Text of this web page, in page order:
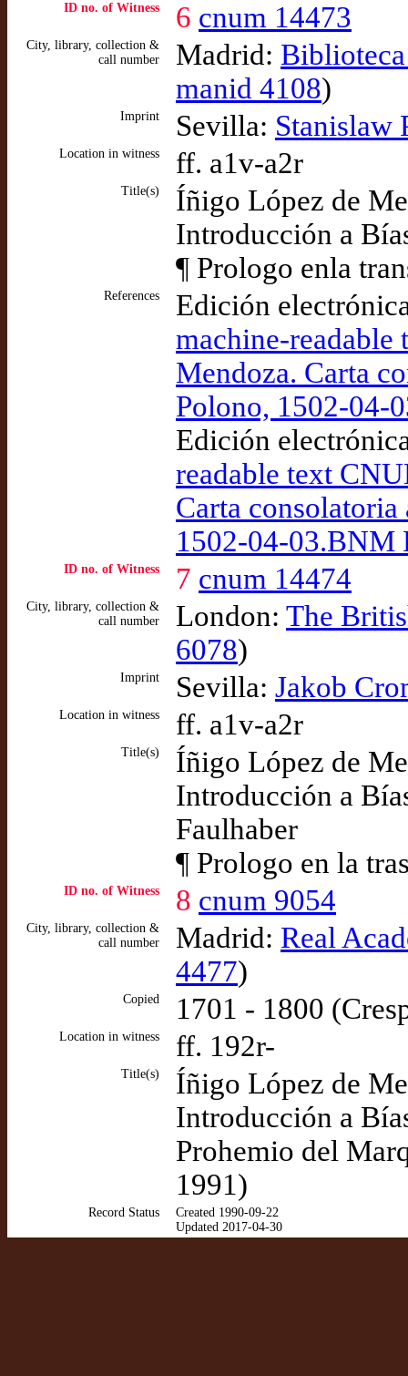
ID no. of Witness 6 cnum 14473
City, library, collection &
call number
Madrid:
manid 4108)
Imprint Sevilla: Stanislaw
Location in witness ff. a1v-a2r
Title(s)
Íñigo López de
Introducción a
¶ Prologo enla
References
Edición
machine-
Mendoza. Carta
Polono, 1502-04-
Edición
readable text
Carta
1502-04-03.BNM
ID no. of Witness 7 cnum 14474
City, library, collection &
call number
London: The
6078)
Imprint Sevilla: Jakob
Location in witness ff. a1v-a2r
Title(s)
Íñigo López de
Introducción a
Faulhaber
¶ Prologo en la
ID no. of Witness 8 cnum 9054
City, library, collection &
call number
Madrid: Real
4477)
Copied 1701 - 1800
Location in witness ff. 192r-
Title(s)
Íñigo López de
Introducción a
Prohemio del
1991)
Record Status
Created 1990-09-22
Updated 2017-04-30